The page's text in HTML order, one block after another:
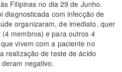
Filipinas no dia 29 de Junho.
diagnosticada com infecção de
organizaram, de imediato, quer
membros) e para outros 4
vivem com a paciente no
realização de teste de ácido
negativo.